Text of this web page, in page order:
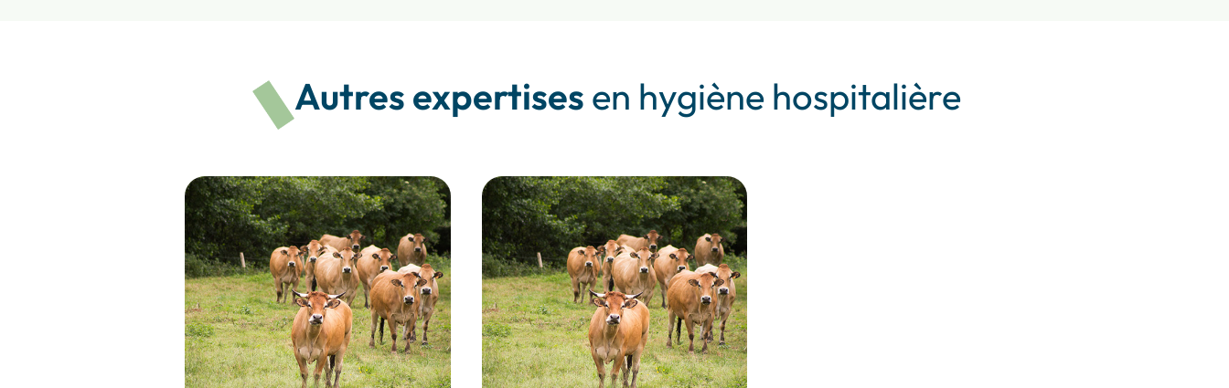
Autres expertises en hygiène hospitalière